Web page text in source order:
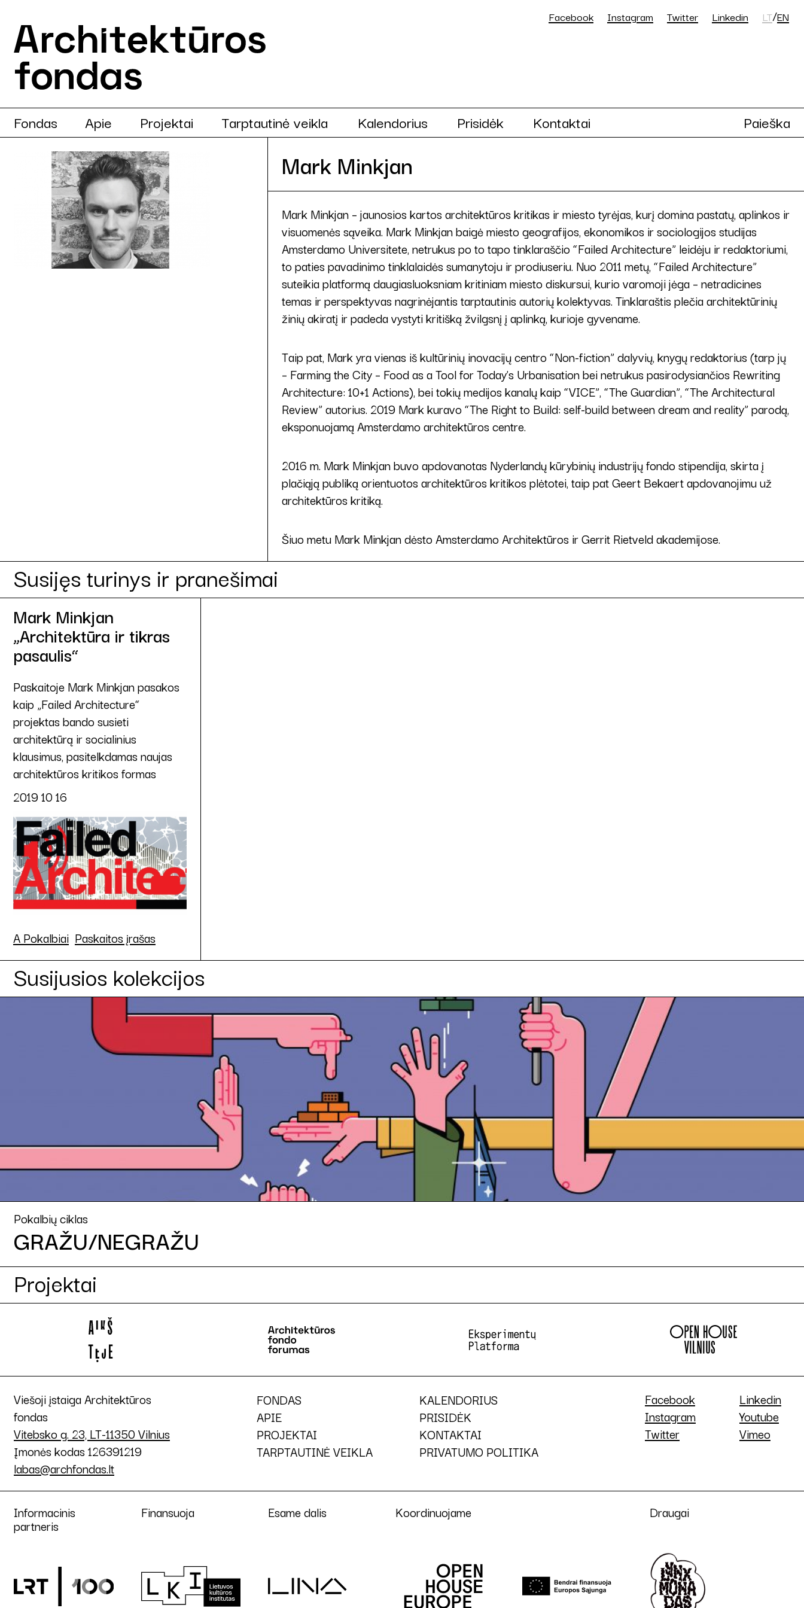
Facebook Instagram Twitter Linkedin LT/EN
Fondas Apie Projektai Tarptautinė veikla Kalendorius Prisidėk Kontaktai Paieška
Mark Minkjan
Mark Minkjan – jaunosios kartos architektūros kritikas ir miesto tyrėjas, kurį domina pastatų, aplinkos ir
visuomenės sąveika. Mark Minkjan baigė miesto geografijos, ekonomikos ir sociologijos studijas
Amsterdamo Universitete, netrukus po to tapo tinklaraščio “Failed Architecture” leidėju ir redaktoriumi,
to paties pavadinimo tinklalaidės sumanytoju ir prodiuseriu. Nuo 2011 metų, “Failed Architecture”
suteikia platformą daugiasluoksniam kritiniam miesto diskursui, kurio varomoji jėga – netradicines
temas ir perspektyvas nagrinėjantis tarptautinis autorių kolektyvas. Tinklaraštis plečia architektūrinių
žinių akiratį ir padeda vystyti kritišką žvilgsnį į aplinką, kurioje gyvename.
Taip pat, Mark yra vienas iš kultūrinių inovacijų centro “Non-fiction” dalyvių, knygų redaktorius (tarp jų
– Farming the City – Food as a Tool for Today’s Urbanisation bei netrukus pasirodysiančios Rewriting
Architecture: 10+1 Actions), bei tokių medijos kanalų kaip “VICE”, “The Guardian”, “The Architectural
Review” autorius. 2019 Mark kuravo “The Right to Build: self-build between dream and reality” parodą,
eksponuojamą Amsterdamo architektūros centre.
2016 m. Mark Minkjan buvo apdovanotas Nyderlandų kūrybinių industrijų fondo stipendija, skirta į
plačiąją publiką orientuotos architektūros kritikos plėtotei, taip pat Geert Bekaert apdovanojimu už
architektūros kritiką.
Šiuo metu Mark Minkjan dėsto Amsterdamo Architektūros ir Gerrit Rietveld akademijose.
Susijęs turinys ir pranešimai
Mark Minkjan
„Architektūra ir tikras
pasaulis“
Paskaitoje Mark Minkjan pasakos
kaip „Failed Architecture“
projektas bando susieti
architektūrą ir socialinius
klausimus, pasitelkdamas naujas
architektūros kritikos formas
2019 10 16
A Pokalbiai Paskaitos įrašas
Susijusios kolekcijos
Pokalbių ciklas
GRAŽU/NEGRAŽU
Projektai
Viešoji įstaiga Architektūros
fondas
Vitebsko g. 23, LT-11350 Vilnius
Įmonės kodas 126391219
labas@archfondas.lt
FONDAS
APIE
PROJEKTAI
TARPTAUTINĖ VEIKLA
KALENDORIUS
PRISIDĖK
KONTAKTAI
PRIVATUMO POLITIKA
Facebook
Instagram
Twitter
Linkedin
Youtube
Vimeo
Informacinis
partneris
Finansuoja Esame dalis Koordinuojame Draugai